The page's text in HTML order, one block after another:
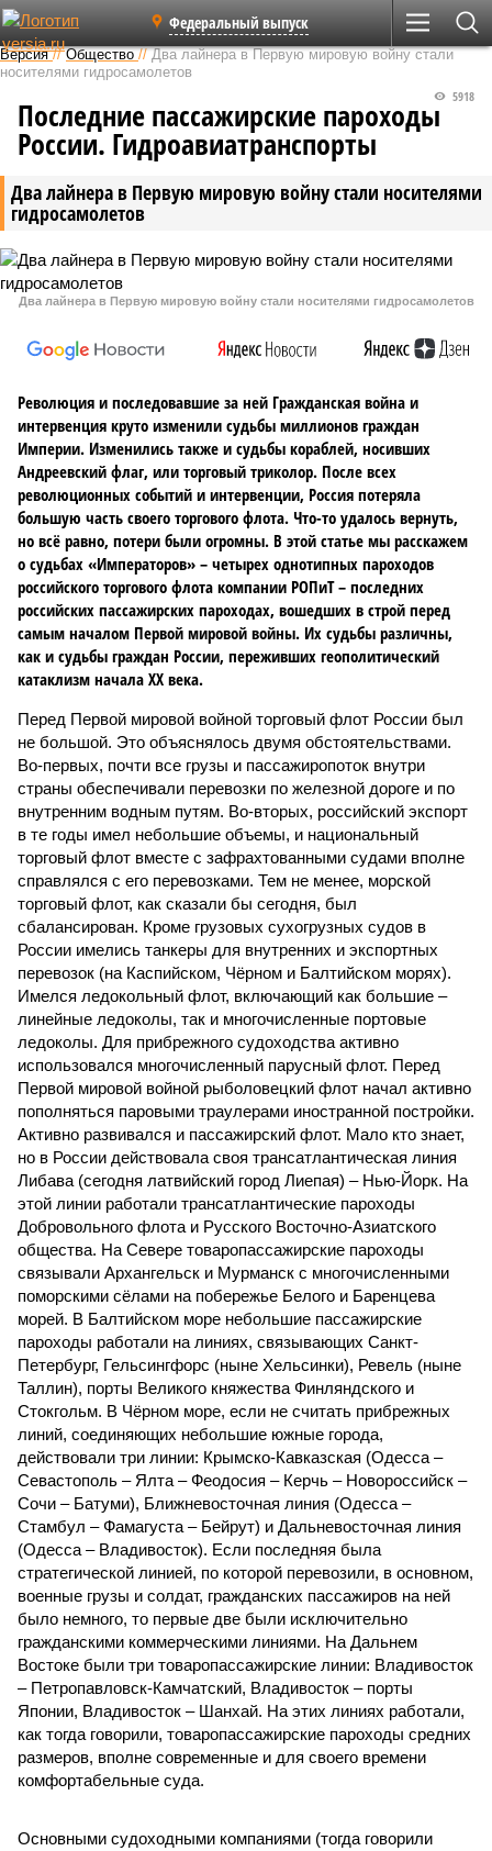
Федеральный выпуск
Версия //Общество //Два лайнера в Первую мировую войну стали
носителями гидросамолетов
Два лайнера в Первую мировую войну стали носителями
гидросамолетов
5918
Последние пассажирские пароходы
России. Гидроавиатранспорты
Два лайнера в Первую мировую войну стали носителями гидросамолетов
Революция и последовавшие за ней Гражданская война и
интервенция круто изменили судьбы миллионов граждан
Империи. Изменились также и судьбы кораблей, носивших
Андреевский флаг, или торговый триколор. После всех
революционных событий и интервенции, Россия потеряла
большую часть своего торгового флота. Что-то удалось вернуть,
но всё равно, потери были огромны. В этой статье мы расскажем
о судьбах «Императоров» – четырех однотипных пароходов
российского торгового флота компании РОПиТ – последних
российских пассажирских пароходах, вошедших в строй перед
самым началом Первой мировой войны. Их судьбы различны,
как и судьбы граждан России, переживших геополитический
катаклизм начала ХХ века.
Перед Первой мировой войной торговый флот России был
не большой. Это объяснялось двумя обстоятельствами.
Во-первых, почти все грузы и пассажиропоток внутри
страны обеспечивали перевозки по железной дороге и по
внутренним водным путям. Во-вторых, российский экспорт
в те годы имел небольшие объемы, и национальный
торговый флот вместе с зафрахтованными судами вполне
справлялся с его перевозками. Тем не менее, морской
торговый флот, как сказали бы сегодня, был
сбалансирован. Кроме грузовых сухогрузных судов в
России имелись танкеры для внутренних и экспортных
перевозок (на Каспийском, Чёрном и Балтийском морях).
Имелся ледокольный флот, включающий как большие –
линейные ледоколы, так и многочисленные портовые
ледоколы. Для прибрежного судоходства активно
использовался многочисленный парусный флот. Перед
Первой мировой войной рыболовецкий флот начал активно
пополняться паровыми траулерами иностранной постройки.
Активно развивался и пассажирский флот. Мало кто знает,
но в России действовала своя трансатлантическая линия
Либава (сегодня латвийский город Лиепая) – Нью-Йорк. На
этой линии работали трансатлантические пароходы
Добровольного флота и Русского Восточно-Азиатского
общества. На Севере товаропассажирские пароходы
связывали Архангельск и Мурманск с многочисленными
поморскими сёлами на побережье Белого и Баренцева
морей. В Балтийском море небольшие пассажирские
пароходы работали на линиях, связывающих Санкт-
Петербург, Гельсингфорс (ныне Хельсинки), Ревель (ныне
Таллин), порты Великого княжества Финляндского и
Стокгольм. В Чёрном море, если не считать прибрежных
линий, соединяющих небольшие южные города,
действовали три линии: Крымско-Кавказская (Одесса –
Севастополь – Ялта – Феодосия – Керчь – Новороссийск –
Сочи – Батуми), Ближневосточная линия (Одесса –
Стамбул – Фамагуста – Бейрут) и Дальневосточная линия
(Одесса – Владивосток). Если последняя была
стратегической линией, по которой перевозили, в основном,
военные грузы и солдат, гражданских пассажиров на ней
было немного, то первые две были исключительно
гражданскими коммерческими линиями. На Дальнем
Востоке были три товаропассажирские линии: Владивосток
– Петропавловск-Камчатский, Владивосток – порты
Японии, Владивосток – Шанхай. На этих линиях работали,
как тогда говорили, товаропассажирские пароходы средних
размеров, вполне современные и для своего времени
комфортабельные суда.
Основными судоходными компаниями (тогда говорили